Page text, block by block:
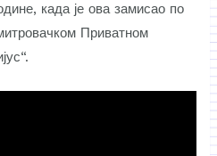
када је ова замисао по
Приватном